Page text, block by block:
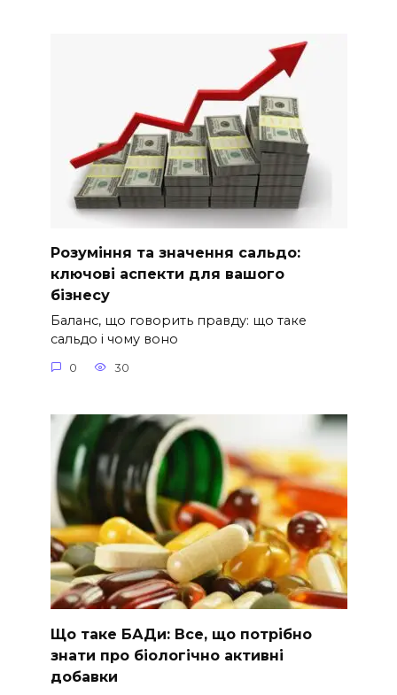
Розуміння та значення сальдо:
ключові аспекти для вашого
бізнесу
Баланс, що говорить правду: що таке
сальдо і чому воно
0 30
Що таке БАДи: Все, що потрібно
знати про біологічно активні
добавки